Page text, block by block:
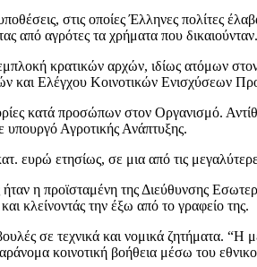
στις οποίες Έλληνες πολίτες
από αγρότες τα χρήματα που δικαιούνταν.
κρατικών αρχών, ιδίως ατόμων
Ελέγχου Κοινοτικών Ενισχύσεων
κατά προσώπων στον Οργανισμό.
Αγροτικής Ανάπτυξης.
ευρώ ετησίως, σε μια από τις
ήταν η προϊσταμένη της Διεύθυνσης
κλείνοντάς την έξω από το γραφείο της.
σε τεχνικά και νομικά ζητήματα.
κοινοτική βοήθεια μέσω του